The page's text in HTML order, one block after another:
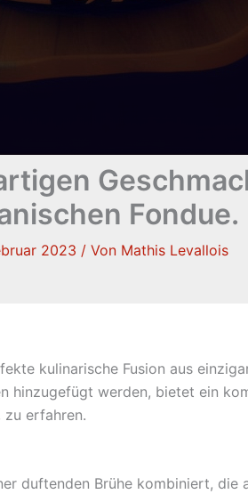
Fondue.
2023 / Von Mathis Levallois
kulinarische Fusion aus
werden, bietet ein
zu erfahren.
duftenden Brühe kombiniert, die